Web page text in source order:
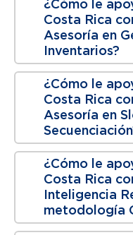
¿Cómo le
Costa Rica
Asesoría en
Inventarios?
¿Cómo le
Costa Rica
Asesoría en
¿Cómo le
Costa Rica
Inteligencia
metodología